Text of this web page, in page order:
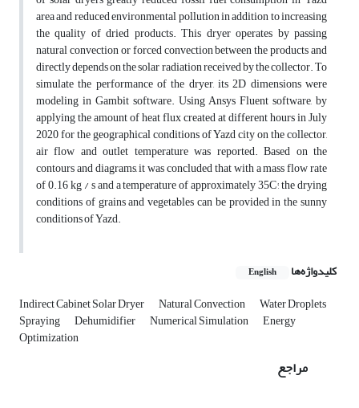
area and reduced environmental pollution in addition to increasing
the quality of dried products. This dryer operates by passing
natural convection or forced convection between the products and
directly depends on the solar radiation received by the collector. To
simulate the performance of the dryer, its 2D dimensions were
modeling in Gambit software. Using Ansys Fluent software, by
applying the amount of heat flux created at different hours in July
2020 for the geographical conditions of Yazd city on the collector,
air flow and outlet temperature was reported. Based on the
contours and diagrams, it was concluded that with a mass flow rate
of 0.16 kg / s and a temperature of approximately 35C°, the drying
conditions of grains and vegetables can be provided in the sunny
conditions of Yazd.
کلیدواژه‌ها English
Indirect Cabinet Solar Dryer Natural Convection Water Droplets
Spraying Dehumidifier Numerical Simulation Energy
Optimization
مراجع